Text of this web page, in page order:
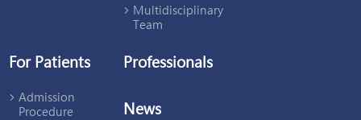
Multidisciplinary
Team
For Patients
Admission
Procedure
Professionals
News